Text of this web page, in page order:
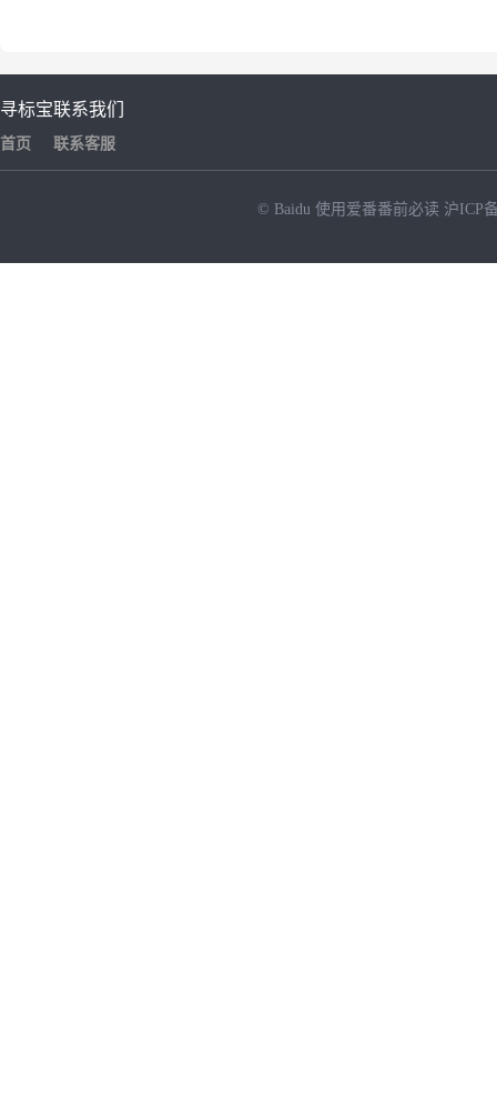
寻标宝
首页
联系我们
联系客服
© Baidu 使用爱番番前必读 沪ICP